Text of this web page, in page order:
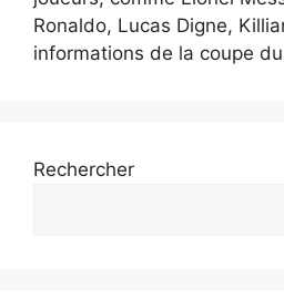
Ronaldo, Lucas Digne,
informations de la coupe
Rechercher